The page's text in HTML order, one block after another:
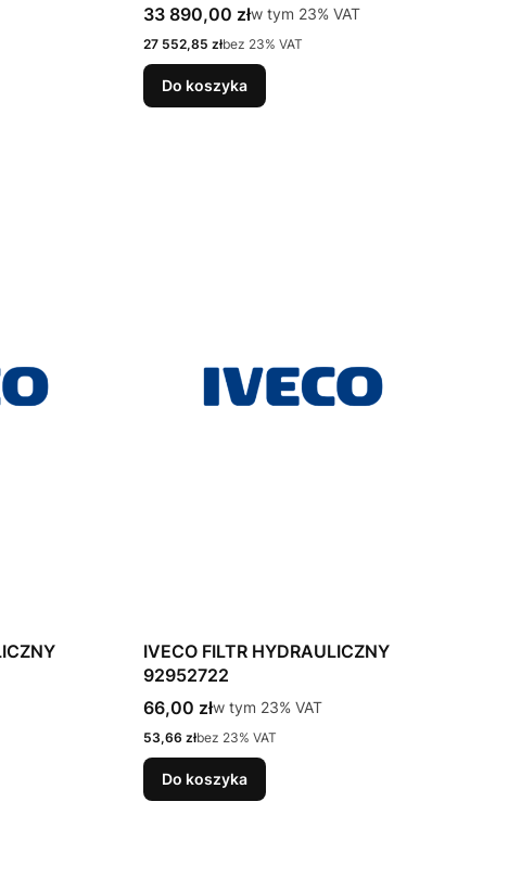
Cena brutto
33 890,00 złw tym %s VAT
w tym 23% VAT
Cena netto
27 552,85 złbez 23% VAT
Do koszyka
IVECO FILTR HYDRAULICZNY
92952722
Cena brutto
66,00 złw tym %s VAT
w tym 23% VAT
Cena netto
53,66 złbez 23% VAT
Do koszyka